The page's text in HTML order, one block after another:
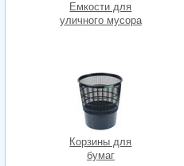
Емкости для
уличного мусора
Корзины для
бумаг